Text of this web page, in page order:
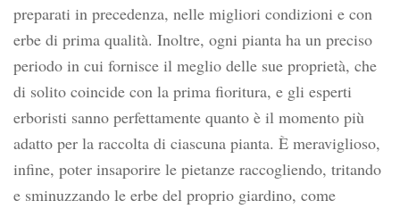
preparati in precedenza, nelle migliori condizioni e con
erbe di prima qualità. Inoltre, ogni pianta ha un preciso
periodo in cui fornisce il meglio delle sue proprietà, che
di solito coincide con la prima fioritura, e gli esperti
erboristi sanno perfettamente quanto è il momento più
adatto per la raccolta di ciascuna pianta. È meraviglioso,
infine, poter insaporire le pietanze raccogliendo, tritando
e sminuzzando le erbe del proprio giardino, come